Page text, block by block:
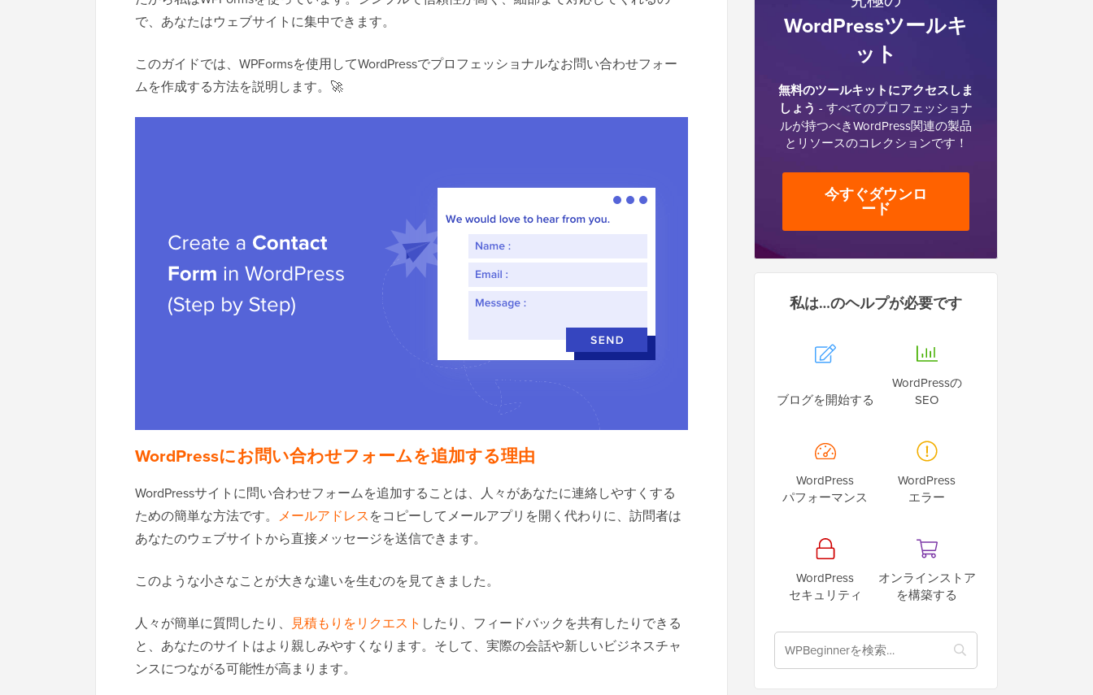
で、あなたはウェブサイトに集中できます。
このガイドでは、WPFormsを使用してWordPressでプロフェッショナルなお問い合わせフォー
ムを作成する方法を説明します。🚀
WordPressにお問い合わせフォームを追加する理由
WordPressサイトに問い合わせフォームを追加することは、人々があなたに連絡しやすくする
ための簡単な方法です。 メールアドレスをコピーしてメールアプリを開く代わりに、訪問者は
あなたのウェブサイトから直接メッセージを送信できます。
このような小さなことが大きな違いを生むのを見てきました。
人々が簡単に質問したり、 見積もりをリクエスト したり、フィードバックを共有したりできる
と、あなたのサイトはより親しみやすくなります。そして、実際の会話や新しいビジネスチャ
ンスにつながる可能性が高まります。
WordPressツールキ
ット
無料のツールキットにアクセスしま
しょう - すべてのプロフェッショナ
ルが持つべきWordPress関連の製品
とリソースのコレクションです！
今すぐダウンロ
ード
私は…のヘルプが必要です
ブログを開始する
WordPressの
SEO
WordPress
パフォーマンス
WordPress
エラー
WordPress
セキュリティ
オンラインストア
を構築する